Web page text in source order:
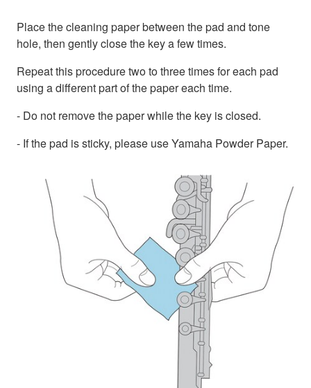
Place the cleaning paper between the pad and tone
hole, then gently close the key a few times.
Repeat this procedure two to three times for each pad
using a different part of the paper each time.
- Do not remove the paper while the key is closed.
- If the pad is sticky, please use Yamaha Powder Paper.